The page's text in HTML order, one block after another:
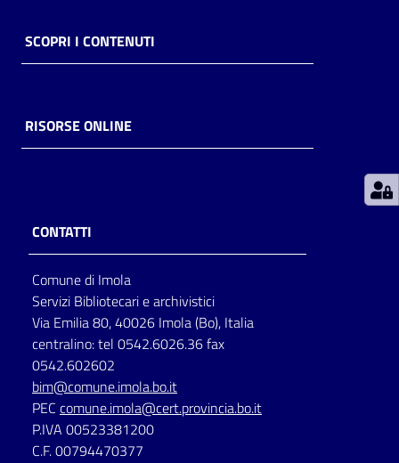
Piani
Decentrate
Seguici
su
SCOPRI I CONTENUTI
RISORSE ONLINE
CONTATTI
Comune di Imola
Servizi Bibliotecari e archivistici
Via Emilia 80, 40026 Imola (Bo), Italia
centralino: tel 0542.6026.36 fax
0542.602602
bim@comune.imola.bo.it
PEC comune.imola@cert.provincia.bo.it
P.IVA 00523381200
C.F. 00794470377